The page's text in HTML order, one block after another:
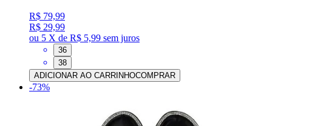
R$ 79,99
R$ 29,99
ou 5 X de R$ 5,99 sem juros
36
38
ADICIONAR AO CARRINHOCOMPRAR
-73%